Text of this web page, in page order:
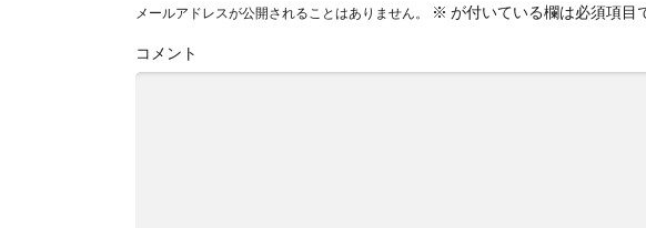
メールアドレスが公開されることはありません。 ※ が付いている欄は必須項目
コメント